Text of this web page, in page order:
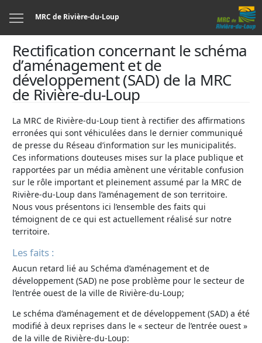
MRC de Rivière-du-Loup
Rectification concernant le schéma
d’aménagement et de
développement (SAD) de la MRC
de Rivière-du-Loup
La MRC de Rivière-du-Loup tient à rectifier des affirmations
erronées qui sont véhiculées dans le dernier communiqué
de presse du Réseau d’information sur les municipalités.
Ces informations douteuses mises sur la place publique et
rapportées par un média amènent une véritable confusion
sur le rôle important et pleinement assumé par la MRC de
Rivière-du-Loup dans l’aménagement de son territoire.
Nous vous présentons ici l’ensemble des faits qui
témoignent de ce qui est actuellement réalisé sur notre
territoire.
Les faits :
Aucun retard lié au Schéma d’aménagement et de
développement (SAD) ne pose problème pour le secteur de
l’entrée ouest de la ville de Rivière-du-Loup;
Le schéma d’aménagement et de développement (SAD) a été
modifié à deux reprises dans le « secteur de l’entrée ouest »
de la ville de Rivière-du-Loup: